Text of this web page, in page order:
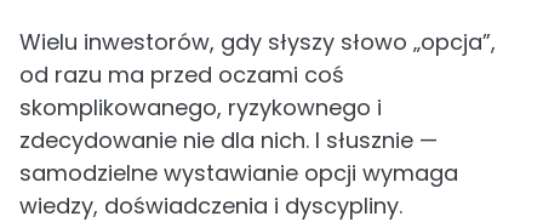
Wielu inwestorów, gdy słyszy słowo „opcja”,
od razu ma przed oczami coś
skomplikowanego, ryzykownego i
zdecydowanie nie dla nich. I słusznie —
samodzielne wystawianie opcji wymaga
wiedzy, doświadczenia i dyscypliny.